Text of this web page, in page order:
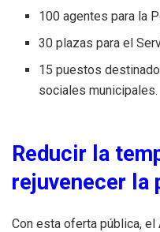
100 agentes para la
30 plazas para el
15 puestos
sociales municipales.
Reducir la
rejuvenecer la
Con esta oferta pública,